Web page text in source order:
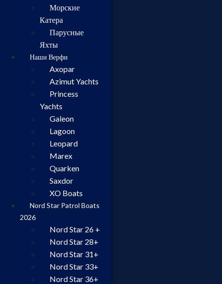
Морские
Катера
Парусные
Яхты
Наши Верфи
Axopar
Azimut Yachts
Princess
Yachts
Galeon
Lagoon
Leopard
Marex
Quarken
Saxdor
XO Boats
Nord Star Patrol Boats
2026
Nord Star 26 +
Nord Star 28+
Nord Star 31+
Nord Star 33+
Nord Star 36+